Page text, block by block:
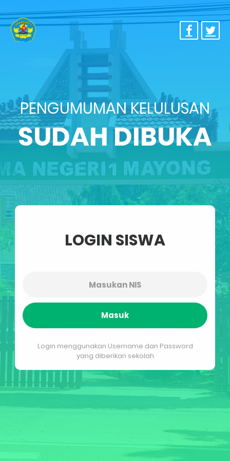
PENGUMUMAN KELULUSAN
SUDAH DIBUKA
LOGIN SISWA
Masuk
Login menggunakan Username dan Password
yang diberikan sekolah